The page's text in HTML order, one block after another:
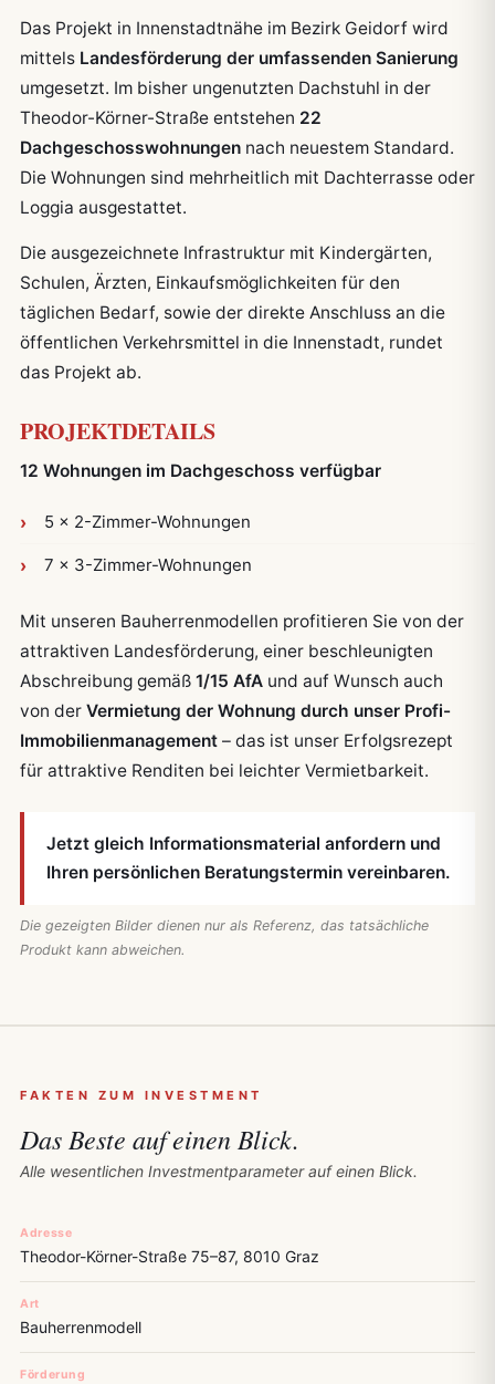
Das Projekt in Innenstadtnähe im Bezirk Geidorf wird
mittels Landesförderung der umfassenden Sanierung
umgesetzt. Im bisher ungenutzten Dachstuhl in der
Theodor-Körner-Straße entstehen 22
Dachgeschosswohnungen nach neuestem Standard.
Die Wohnungen sind mehrheitlich mit Dachterrasse oder
Loggia ausgestattet.
Die ausgezeichnete Infrastruktur mit Kindergärten,
Schulen, Ärzten, Einkaufsmöglichkeiten für den
täglichen Bedarf, sowie der direkte Anschluss an die
öffentlichen Verkehrsmittel in die Innenstadt, rundet
das Projekt ab.
PROJEKTDETAILS
12 Wohnungen im Dachgeschoss verfügbar
5 × 2-Zimmer-Wohnungen
7 × 3-Zimmer-Wohnungen
Mit unseren Bauherrenmodellen profitieren Sie von der
attraktiven Landesförderung, einer beschleunigten
Abschreibung gemäß 1/15 AfA und auf Wunsch auch
von der Vermietung der Wohnung durch unser Profi-
Immobilienmanagement – das ist unser Erfolgsrezept
für attraktive Renditen bei leichter Vermietbarkeit.
Jetzt gleich Informationsmaterial anfordern und
Ihren persönlichen Beratungstermin vereinbaren.
Die gezeigten Bilder dienen nur als Referenz, das tatsächliche
Produkt kann abweichen.
FAKTEN ZUM INVESTMENT
Das Beste aufeinen Blick.
Alle wesentlichen Investmentparameter auf einen Blick.
Adresse
Theodor-Körner-Straße 75–87, 8010 Graz
Art
Bauherrenmodell
Förderung